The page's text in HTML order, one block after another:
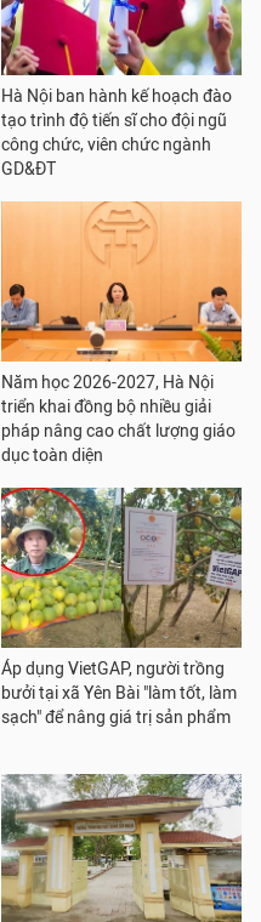
Hà Nội ban hành kế hoạch đào
tạo trình độ tiến sĩ cho đội ngũ
công chức, viên chức ngành
GD&ĐT
Năm học 2026-2027, Hà Nội
triển khai đồng bộ nhiều giải
pháp nâng cao chất lượng giáo
dục toàn diện
Áp dụng VietGAP, người trồng
bưởi tại xã Yên Bài "làm tốt, làm
sạch" để nâng giá trị sản phẩm